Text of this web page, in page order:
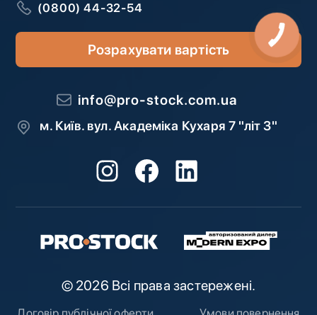
(0800) 44-32-54
Розрахувати вартість
info@pro-stock.com.ua
м. Київ. вул. Академіка Кухаря 7 "літ З"
© 2026 Всі права застережені.